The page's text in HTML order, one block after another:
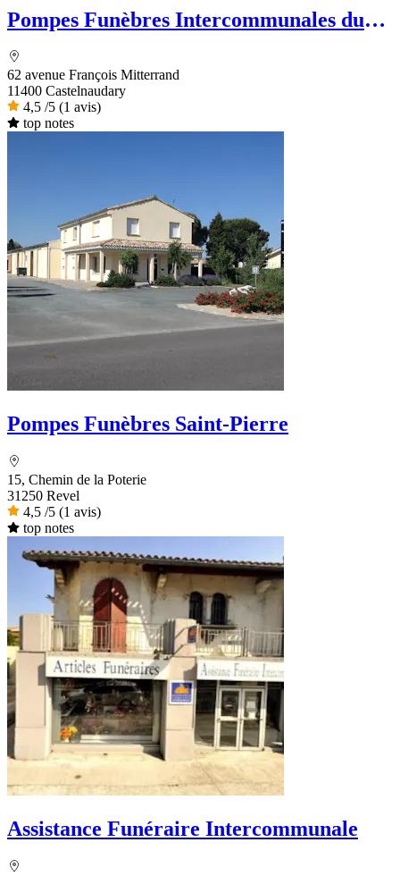
Pompes Funèbres Intercommunales du
62 avenue François Mitterrand
11400 Castelnaudary
4,5 /5 (1 avis)
top notes
Pompes Funèbres Saint-Pierre
15, Chemin de la Poterie
31250 Revel
4,5 /5 (1 avis)
top notes
Assistance Funéraire Intercommunale